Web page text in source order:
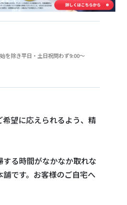
を除き平日・土日祝問わず9:00～
望に応えられるよう、精
る時間がなかなか取れな
です。お客様のご自宅へ